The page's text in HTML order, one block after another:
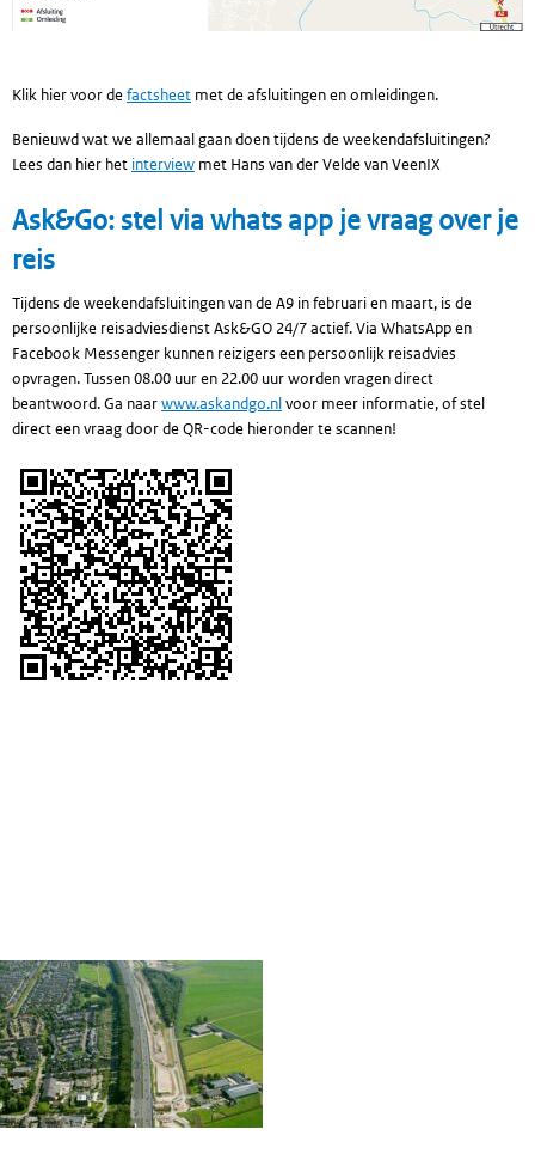
Klik hier voor defactsheet met de afsluitingen en omleidingen.
Benieuwd wat we allemaal gaan doen tijdens de weekendafsluitingen?
Lees dan hier het interview met Hans van der Velde van VeenIX
Ask&Go: stel via whats app je vraag over je
reis
Tijdens de weekendafsluitingen van de A9 in februari en maart, is de
persoonlijke reisadviesdienst Ask&GO 24/7 actief. Via WhatsApp en
Facebook Messenger kunnen reizigers een persoonlijk reisadvies
opvragen. Tussen 08.00 uur en 22.00 uur worden vragen direct
beantwoord. Ga naarwww.askandgo.nlvoor meer informatie, of stel
direct een vraag door de QR-code hieronder te scannen!